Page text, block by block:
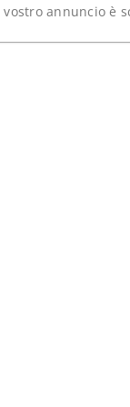
vostro annuncio è